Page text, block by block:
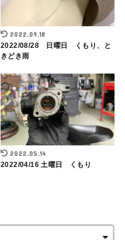
2022.09.18
2022/08/28 日曜日 くもり、と
きどき雨
2022.05.14
2022/04/16 土曜日 くもり